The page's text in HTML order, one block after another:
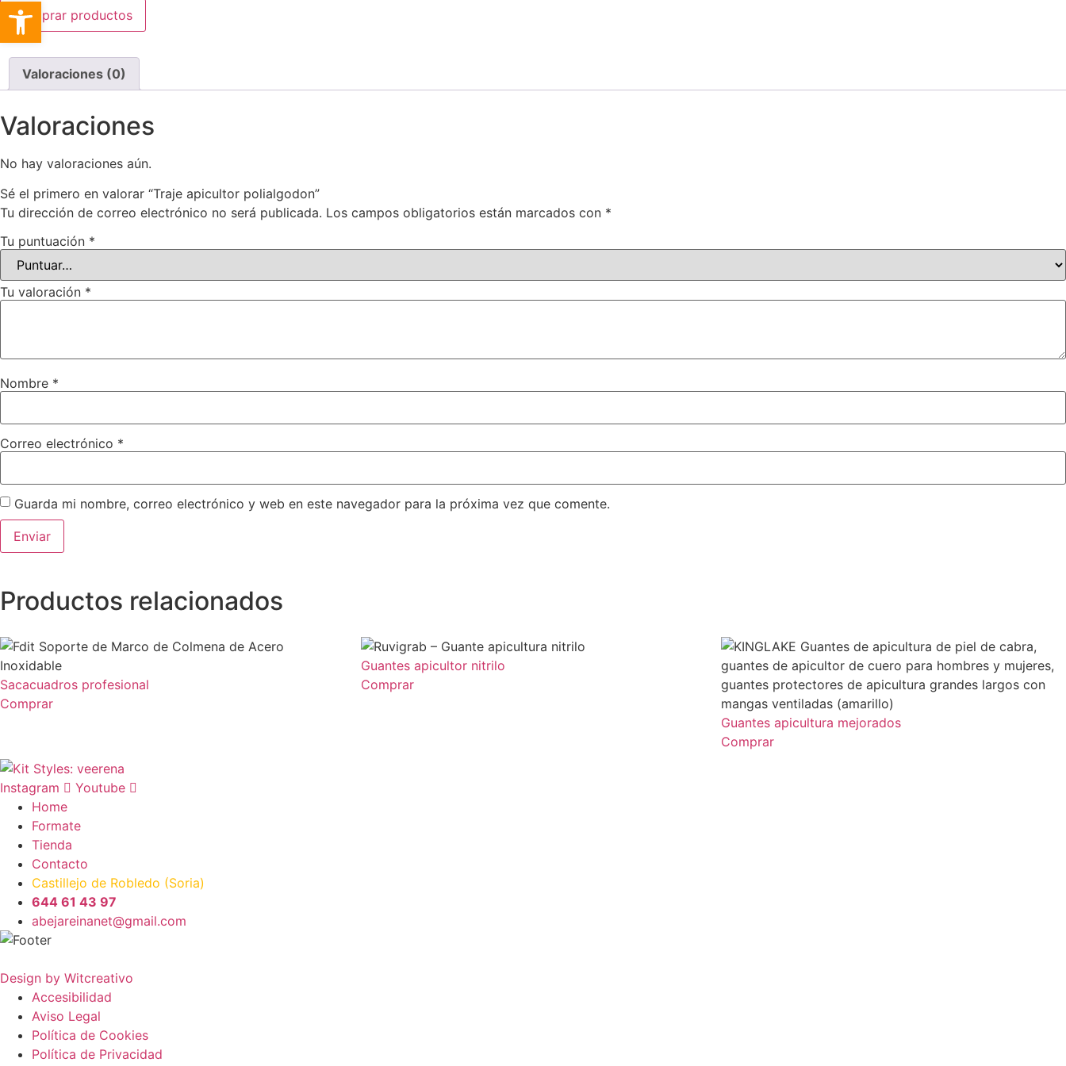
Comprar productos
Valoraciones (0)
Valoraciones
No hay valoraciones aún.
Sé el primero en valorar “Traje apicultor polialgodon”
Tu dirección de correo electrónico no será publicada. Los campos obligatorios están marcados con *
Tu puntuación *
Tu valoración *
Nombre *
Correo electrónico *
Guarda mi nombre, correo electrónico y web en este navegador para la próxima vez que comente.
Productos relacionados
Sacacuadros profesional
Comprar
Guantes apicultor nitrilo
Comprar
Guantes apicultura mejorados
Comprar
Instagram
Youtube
Home
Formate
Tienda
Contacto
Castillejo de Robledo (Soria)
644 61 43 97
abejareinanet@gmail.com
Design by Witcreativo
Accesibilidad
Aviso Legal
Política de Cookies
Política de Privacidad
Abrir barra de herramientas